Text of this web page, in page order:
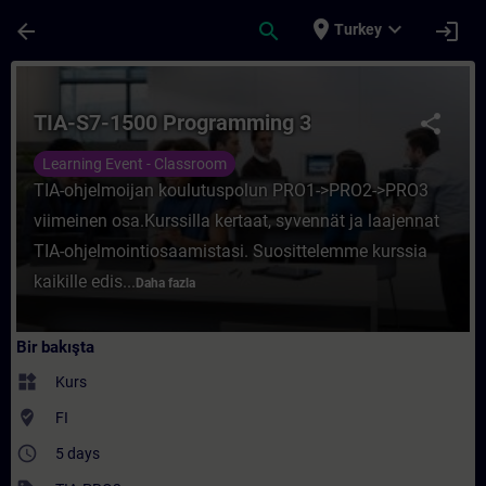
arrow_back search place Turkey expand_more login
Kurs - TIA-S7-1500 Programming 3 -
share
TIA-S7-1500 Programming 3
Learning Event - Classroom
TIA-ohjelmoijan koulutuspolun PRO1->PRO2->PRO3
viimeinen osa.Kurssilla kertaat, syvennät ja laajennat
TIA-ohjelmointiosaamistasi. Suosittelemme kurssia
kaikille edis... Daha fazla
Bir bakışta
widgets Kurs
where_to_vote FI
access_time 5 days